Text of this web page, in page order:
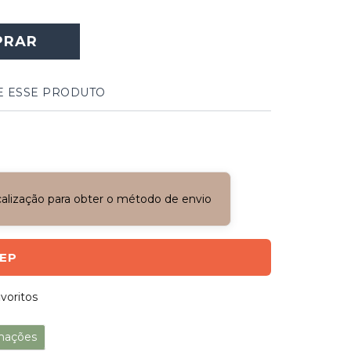
ESSE PRODUTO
para obter o método de envio